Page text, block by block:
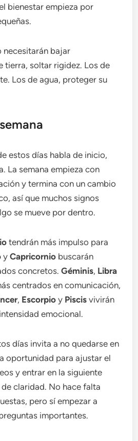
bienestar empieza por
necesitarán bajar
tierra, soltar rigidez. Los de
Los de agua, proteger su
estos días habla de inicio,
La semana empieza con
y termina con un cambio
así que muchos signos
se mueve por dentro.
tendrán más impulso para
yCapricornio buscarán
concretos.Géminis, Libra
centrados en comunicación,
, Escorpio y Piscis vivirán
emocional.
días invita a no quedarse en
oportunidad para ajustar el
y entrar en la siguiente
claridad. No hace falta
pero sí empezar a
importantes.